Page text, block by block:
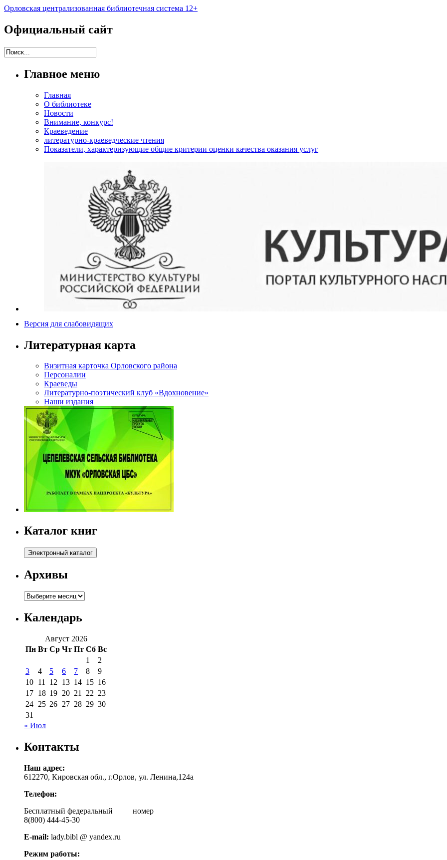
Орловская централизованная библиотечная система 12+
Официальный сайт
Главное меню
Главная
О библиотеке
Новости
Внимание, конкурс!
Краеведение
литературно-краеведческие чтения
Показатели, характеризующие общие критерии оценки качества оказания услуг
Версия для слабовидящих
Литературная карта
Визитная карточка Орловского района
Персоналии
Краеведы
Литературно-поэтический клуб «Вдохновение»
Наши издания
Каталог книг
Архивы
Архивы
Календарь
Август 2026
Пн Вт Ср Чт Пт Сб Вс
1
2
3
4 5 6 7 8
9
10 11 12 13 14 15 16
17 18 19 20 21 22 23
24 25 26 27 28 29 30
31
« Июл
Контакты
Наш адрес:
612270, Кировская обл., г.Орлов, ул. Ленина,124а
Телефон:
Бесплатный федеральный номер
8(800) 444-45-30
E-mail: lady.bibl @ yandex.ru
Режим работы: